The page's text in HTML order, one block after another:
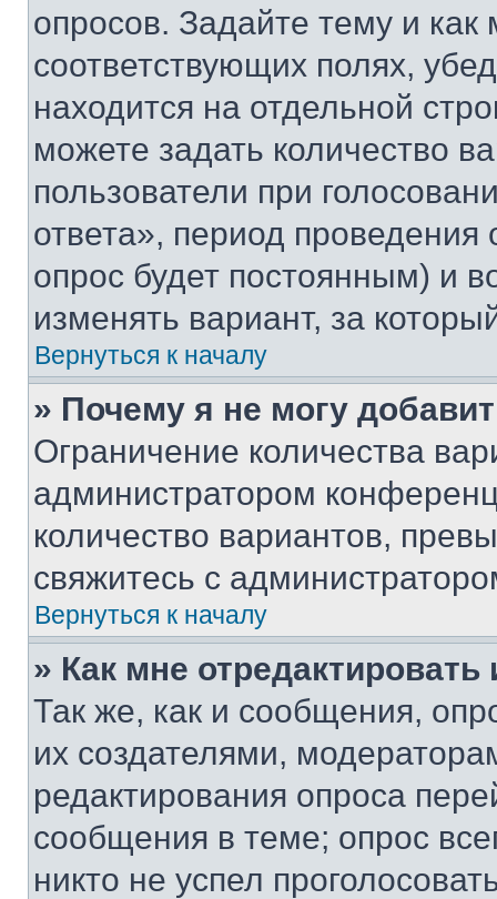
опросов. Задайте тему и
соответствующих полях,
находится на отдельной
можете задать количество
пользователи при
ответа», период проведения
опрос будет постоянным) и
изменять вариант, за
Вернуться к началу
» Почему я не могу
Ограничение количества
администратором
количество вариантов,
свяжитесь с
Вернуться к началу
» Как мне
Так же, как и сообщения,
их создателями,
редактирования опроса
сообщения в теме; опрос
никто не успел